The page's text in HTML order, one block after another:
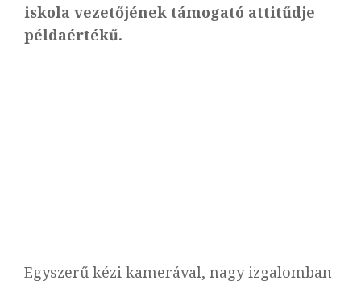
iskola vezetőjének támogató attitűdje
példaértékű.
Egyszerű kézi kamerával, nagy izgalomban